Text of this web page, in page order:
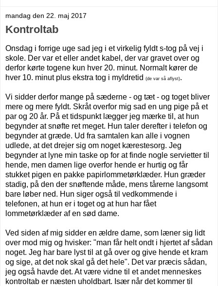
mandag den 22. maj 2017
Kontroltab
Onsdag i forrige uge sad jeg i et virkelig fyldt s-tog på vej i
skole. Der var et eller andet kabel, der var gravet over og
derfor kørte togene kun hver 20. minut. Normalt kører de
hver 10. minut plus ekstra tog i myldretid (de var så aflyst).
Vi sidder derfor mange på sæderne - og tæt - og toget bliver
mere og mere fyldt. Skråt overfor mig sad en ung pige på et
par og 20 år. På et tidspunkt lægger jeg mærke til, at hun
begynder at snøfte ret meget. Hun taler derefter i telefon og
begynder at græde. Ud fra samtalen kan alle i vognen
udlede, at det drejer sig om noget kærestesorg. Jeg
begynder at lyne min taske op for at finde nogle servietter til
hende, men damen lige overfor hende er hurtig og får
stukket pigen en pakke papirlommetørklæder. Hun græder
stadig, på den der snøftende måde, mens tårerne langsomt
bare løber ned. Hun siger også til vedkommende i
telefonen, at hun er i toget og at hun har fået
lommetørklæder af en sød dame.
Ved siden af mig sidder en ældre dame, som læner sig lidt
over mod mig og hvisker: "man får helt ondt i hjertet af sådan
noget. Jeg har bare lyst til at gå over og give hende et kram
og sige, at det nok skal gå det hele". Det var præcis sådan,
jeg også havde det. At være vidne til et andet menneskes
kontroltab er næsten uholdbart. Især når det kommer til